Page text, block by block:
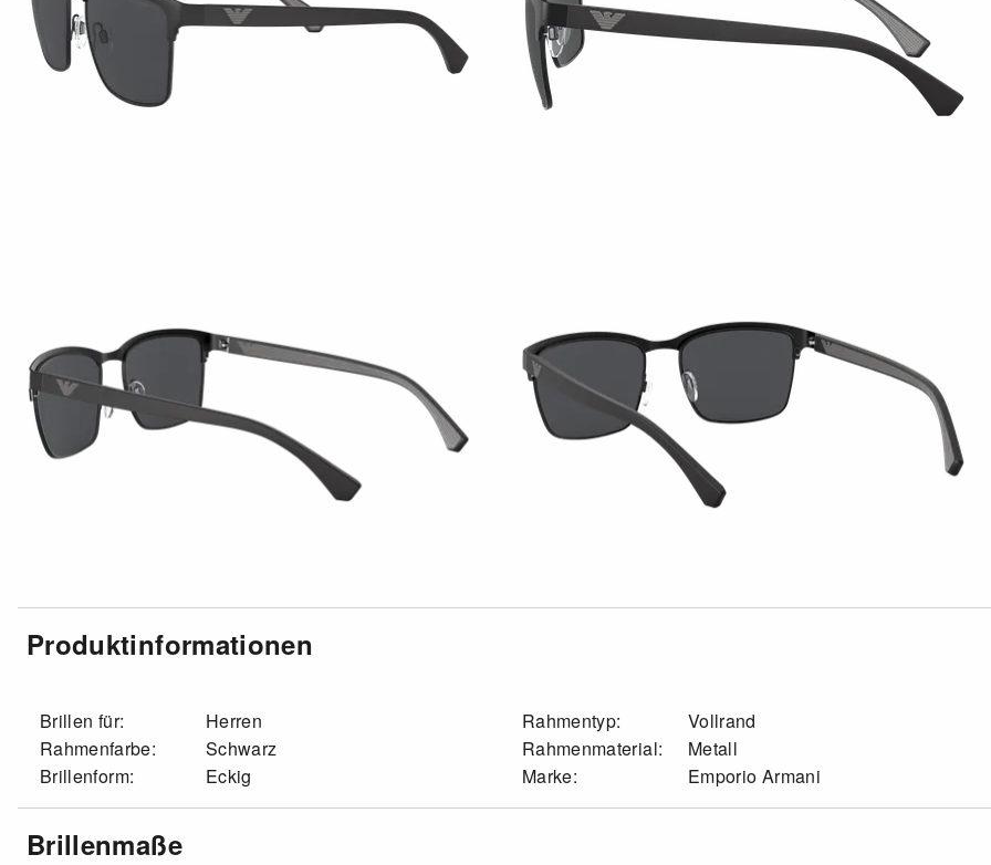
Produktinformationen
Brillen für:
Herren
Rahmenfarbe:
Schwarz
Brillenform:
Eckig
Rahmentyp:
Vollrand
Rahmenmaterial:
Metall
Marke:
Emporio Armani
Brillenmaße